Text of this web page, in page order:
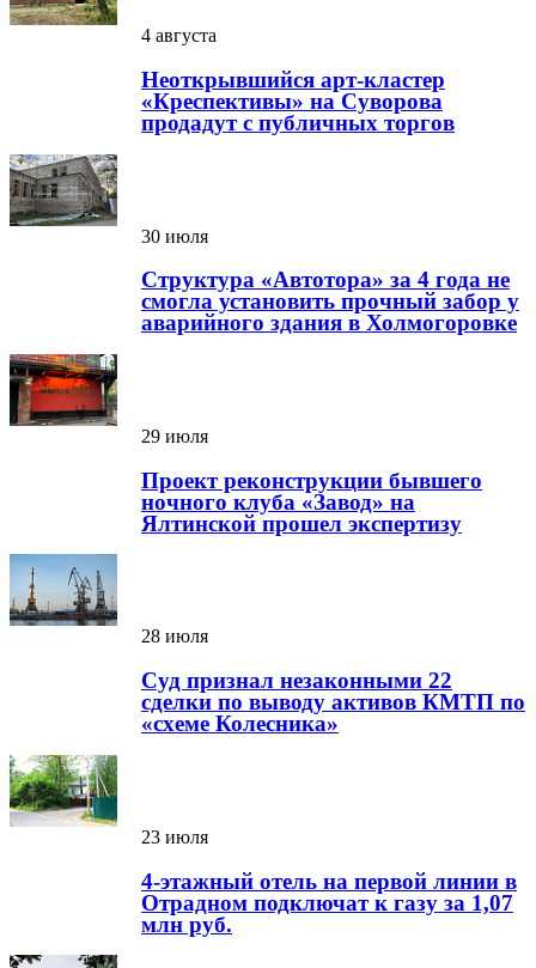
4 августа
Неоткрывшийся арт-кластер
«Креспективы» на Суворова
продадут с публичных торгов
30 июля
Структура «Автотора» за 4 года не
смогла установить прочный забор у
аварийного здания в Холмогоровке
29 июля
Проект реконструкции бывшего
ночного клуба «Завод» на
Ялтинской прошел экспертизу
28 июля
Суд признал незаконными 22
сделки по выводу активов КМТП по
«схеме Колесника»
23 июля
4-этажный отель на первой линии в
Отрадном подключат к газу за 1,07
млн руб.